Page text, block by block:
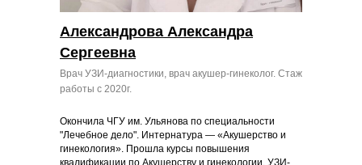
Врач УЗИ-диагностики, врач акушер-гинеколог. Стаж
работы с 2020г.
Окончила ЧГУ им. Ульянова по специальности
"Лечебное дело". Интернатура — «Акушерство и
гинекология». Прошла курсы повышения
Александрова Александра
Сергеевна